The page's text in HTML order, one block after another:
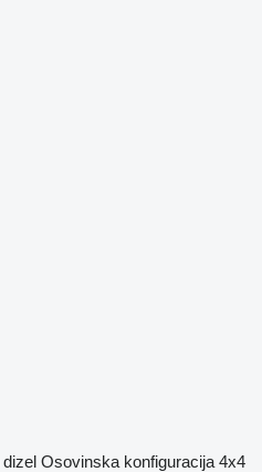
dizel Osovinska konfiguracija 4x4